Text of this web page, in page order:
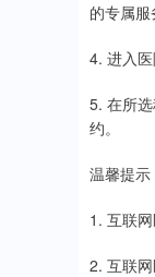
的专属服
4. 进入
5. 在所
约。
温馨提示
1. 互联
2. 互联